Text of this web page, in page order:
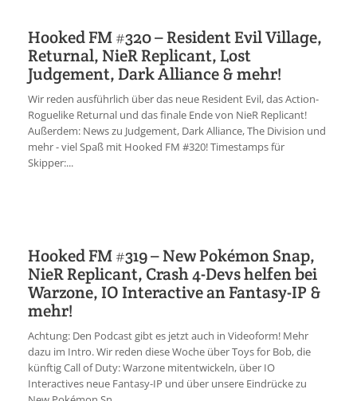
Hooked FM #320 – Resident Evil Village,
Returnal, NieR Replicant, Lost
Judgement, Dark Alliance & mehr!
Wir reden ausführlich über das neue Resident Evil, das Action-
Roguelike Returnal und das finale Ende von NieR Replicant!
Außerdem: News zu Judgement, Dark Alliance, The Division und
mehr - viel Spaß mit Hooked FM #320! Timestamps für
Skipper:...
Hooked FM #319 – New Pokémon Snap,
NieR Replicant, Crash 4-Devs helfen bei
Warzone, IO Interactive an Fantasy-IP &
mehr!
Achtung: Den Podcast gibt es jetzt auch in Videoform! Mehr
dazu im Intro. Wir reden diese Woche über Toys for Bob, die
künftig Call of Duty: Warzone mitentwickeln, über IO
Interactives neue Fantasy-IP und über unsere Eindrücke zu